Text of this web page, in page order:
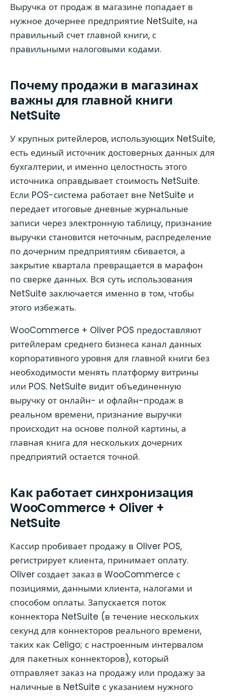
Выручка от продаж в магазине попадает в
нужное дочернее предприятие NetSuite, на
правильный счет главной книги, с
правильными налоговыми кодами.
Почему продажи в магазинах
важны для главной книги
NetSuite
У крупных ритейлеров, использующих NetSuite,
есть единый источник достоверных данных для
бухгалтерии, и именно целостность этого
источника оправдывает стоимость NetSuite.
Если POS-система работает вне NetSuite и
передает итоговые дневные журнальные
записи через электронную таблицу, признание
выручки становится неточным, распределение
по дочерним предприятиям сбивается, а
закрытие квартала превращается в марафон
по сверке данных. Вся суть использования
NetSuite заключается именно в том, чтобы
этого избежать.
WooCommerce + Oliver POS предоставляют
ритейлерам среднего бизнеса канал данных
корпоративного уровня для главной книги без
необходимости менять платформу витрины
или POS. NetSuite видит объединенную
выручку от онлайн- и офлайн-продаж в
реальном времени, признание выручки
происходит на основе полной картины, а
главная книга для нескольких дочерних
предприятий остается точной.
Как работает синхронизация
WooCommerce + Oliver +
NetSuite
Кассир пробивает продажу в Oliver POS,
регистрирует клиента, принимает оплату.
Oliver создает заказ в WooCommerce с
позициями, данными клиента, налогами и
способом оплаты. Запускается поток
коннектора NetSuite (в течение нескольких
секунд для коннекторов реального времени,
таких как Celigo; с настроенным интервалом
для пакетных коннекторов), который
отправляет заказ на продажу или продажу за
наличные в NetSuite с указанием нужного